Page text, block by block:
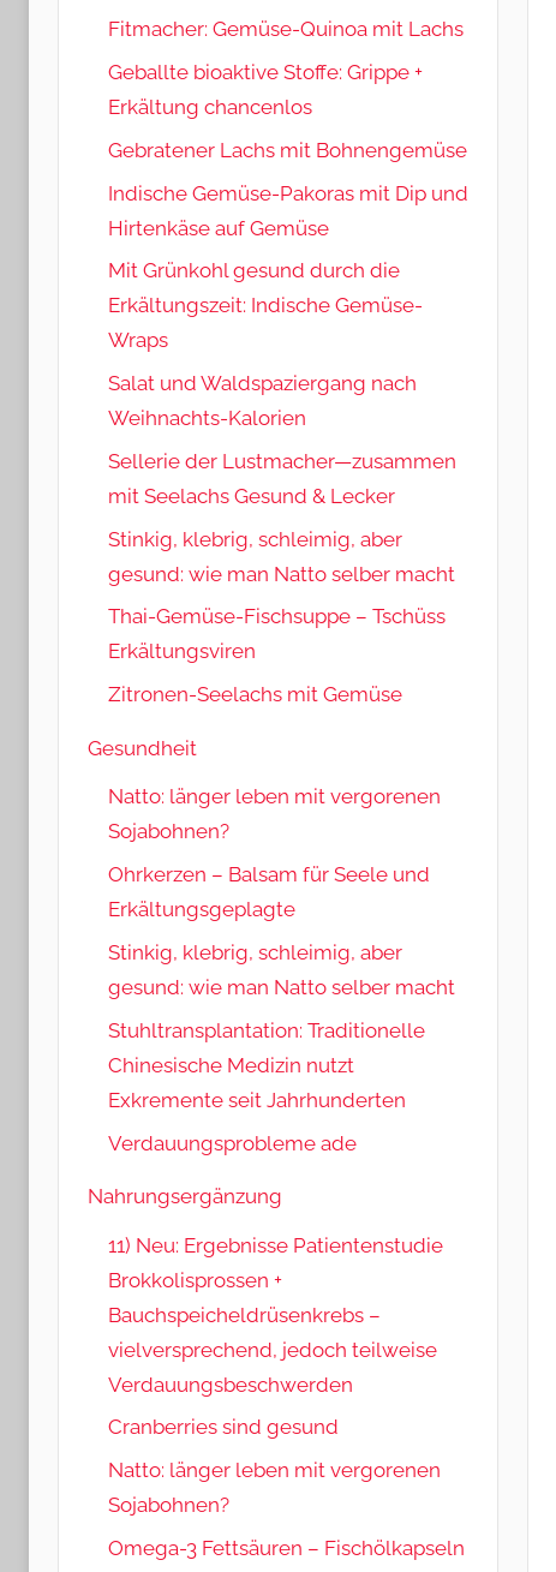
Fitmacher: Gemüse-Quinoa mit Lachs
Geballte bioaktive Stoffe: Grippe +
Erkältung chancenlos
Gebratener Lachs mit Bohnengemüse
Indische Gemüse-Pakoras mit Dip und
Hirtenkäse auf Gemüse
Mit Grünkohl gesund durch die
Erkältungszeit: Indische Gemüse-
Wraps
Salat und Waldspaziergang nach
Weihnachts-Kalorien
Sellerie der Lustmacher—zusammen
mit Seelachs Gesund & Lecker
Stinkig, klebrig, schleimig, aber
gesund: wie man Natto selber macht
Thai-Gemüse-Fischsuppe – Tschüss
Erkältungsviren
Zitronen-Seelachs mit Gemüse
Gesundheit
Natto: länger leben mit vergorenen
Sojabohnen?
Ohrkerzen – Balsam für Seele und
Erkältungsgeplagte
Stinkig, klebrig, schleimig, aber
gesund: wie man Natto selber macht
Stuhltransplantation: Traditionelle
Chinesische Medizin nutzt
Exkremente seit Jahrhunderten
Verdauungsprobleme ade
Nahrungsergänzung
11) Neu: Ergebnisse Patientenstudie
Brokkolisprossen +
Bauchspeicheldrüsenkrebs –
vielversprechend, jedoch teilweise
Verdauungsbeschwerden
Cranberries sind gesund
Natto: länger leben mit vergorenen
Sojabohnen?
Omega-3 Fettsäuren – Fischölkapseln